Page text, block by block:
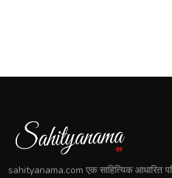
sahityanama.com एक साहित्यिक आधारित